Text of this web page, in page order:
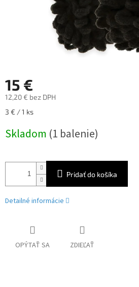
15 €
12,20 € bez DPH
Jednotková
3 € / 1 ks
Skladom (1 balenie)
Pridať do košíka
Detailné informácie
OPÝTAŤ SA ZDIEĽAŤ